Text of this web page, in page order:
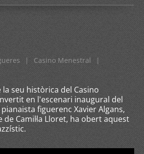
| Casino Menestral
|
la seu històrica del Casino
en l'escenari inaugural del
pianaista figuerenc Xavier Algans,
Camil·la Lloret, ha obert aquest